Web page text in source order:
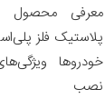
معرفی
پلاستیک فلز
خودروها
نصب